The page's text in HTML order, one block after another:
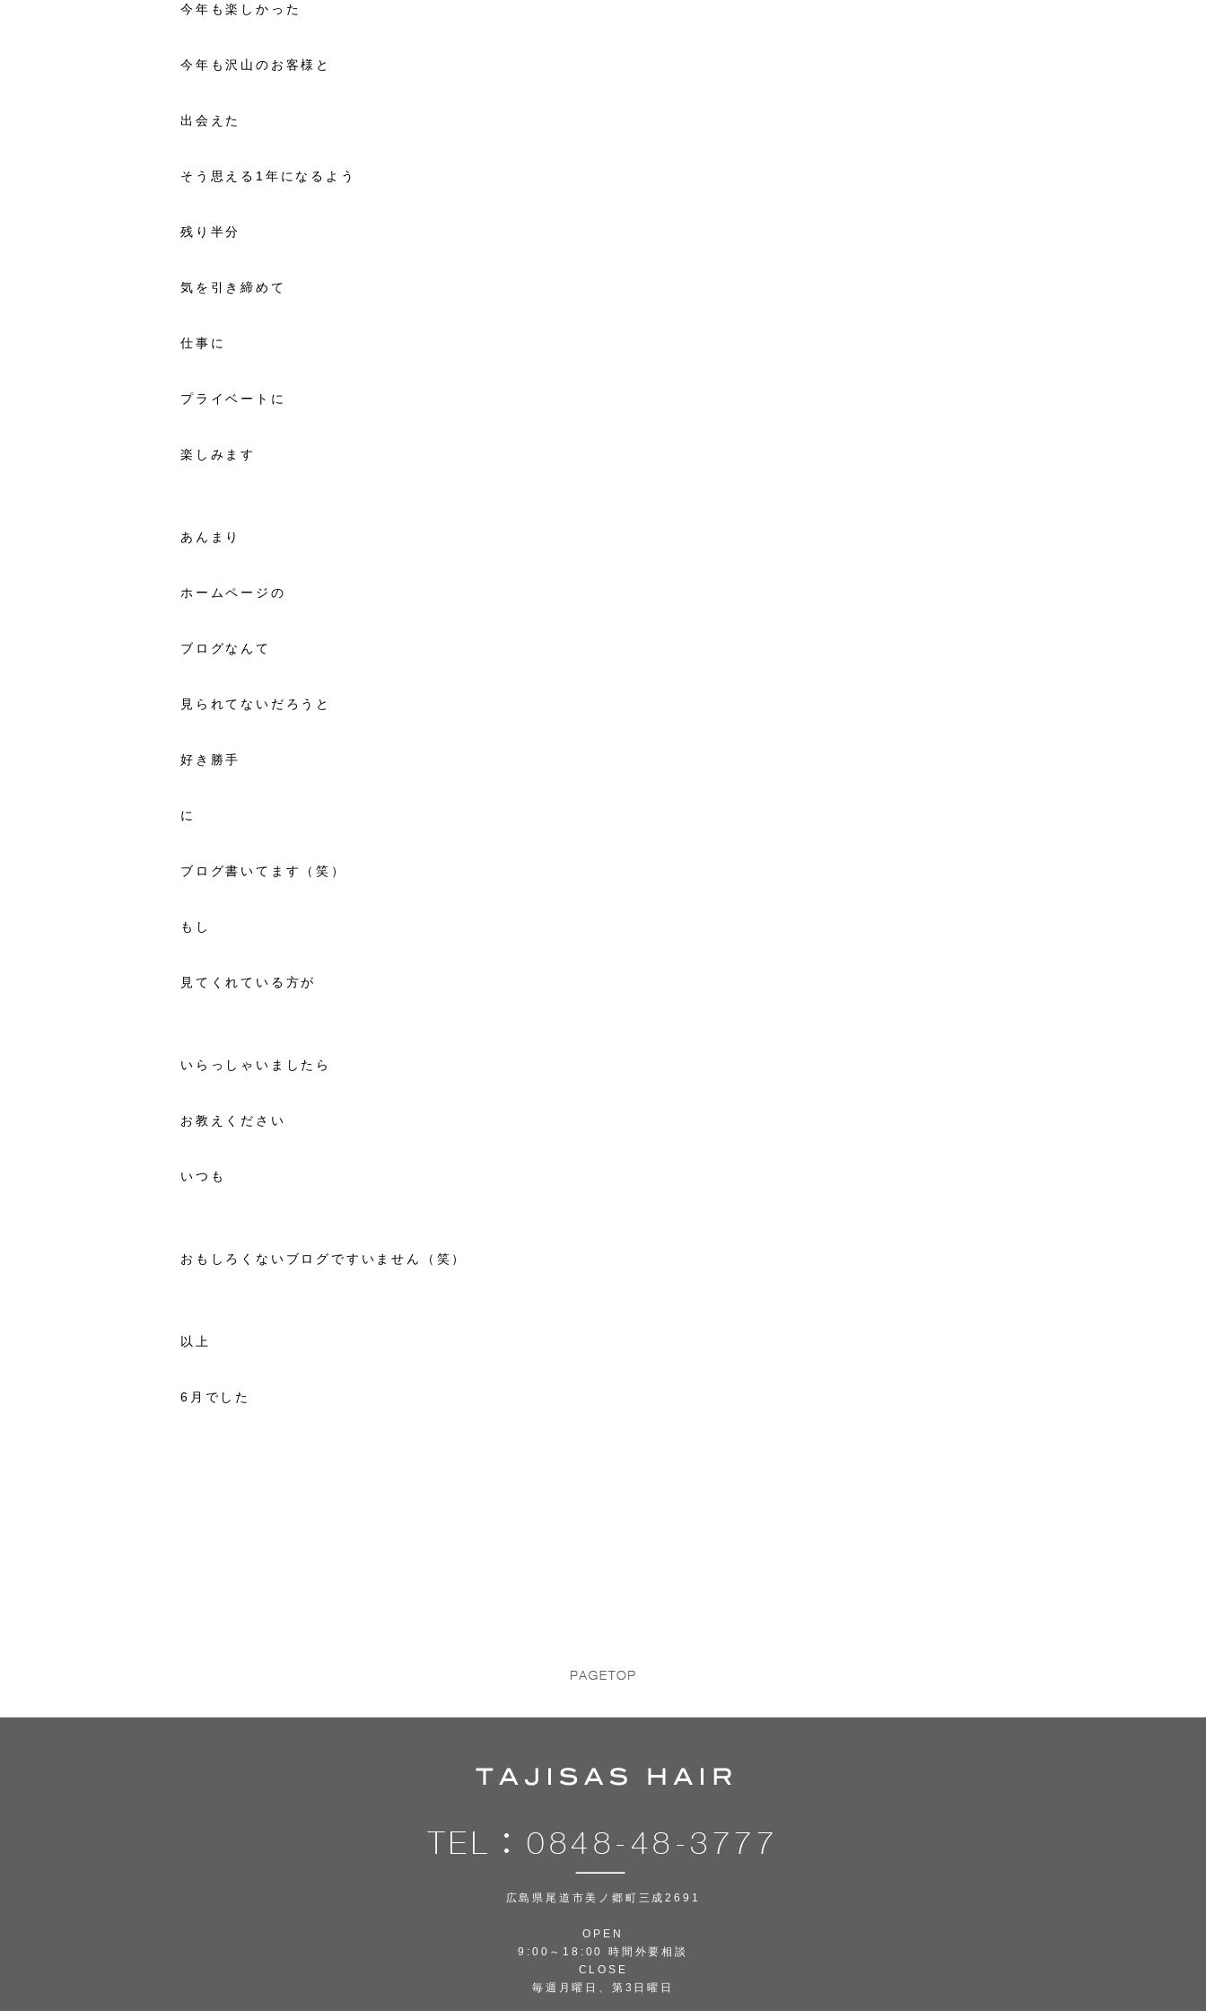
今年も楽しかった
今年も沢山のお客様と
出会えた
そう思える1年になるよう
残り半分
気を引き締めて
仕事に
プライベートに
楽しみます
あんまり
ホームページの
ブログなんて
見られてないだろうと
好き勝手
に
ブログ書いてます（笑）
もし
見てくれている方が
いらっしゃいましたら
お教えください
いつも
おもしろくないブログですいません（笑）
以上
6月でした
広島県尾道市美ノ郷町三成2691
OPEN
9:00～18:00 時間外要相談
CLOSE
毎週月曜日、第3日曜日